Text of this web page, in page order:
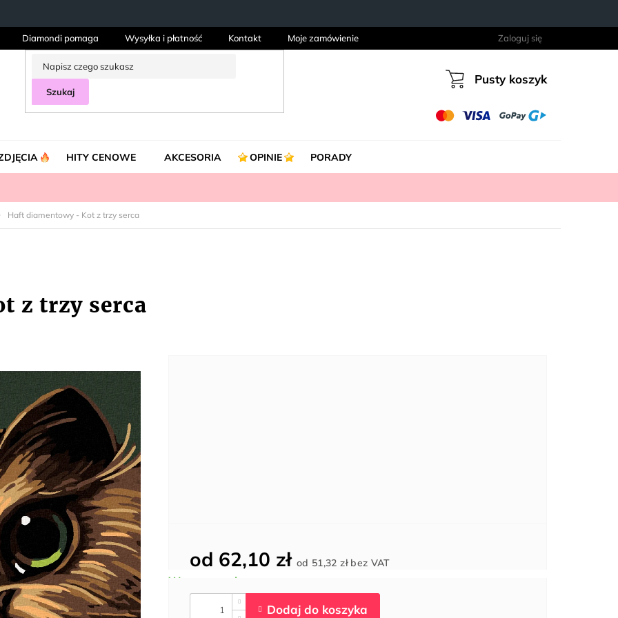
Diamondi pomaga Wysyłka i płatność Kontakt Moje zamówienie Zaloguj się
Szukaj Koszyk
Pusty koszyk
HITY CENOWE AKCESORIA OPINIE PORADY
Haft diamentowy - Kot z trzy serca
z trzy serca
od 62,10 zł od 51,32 złbez VAT